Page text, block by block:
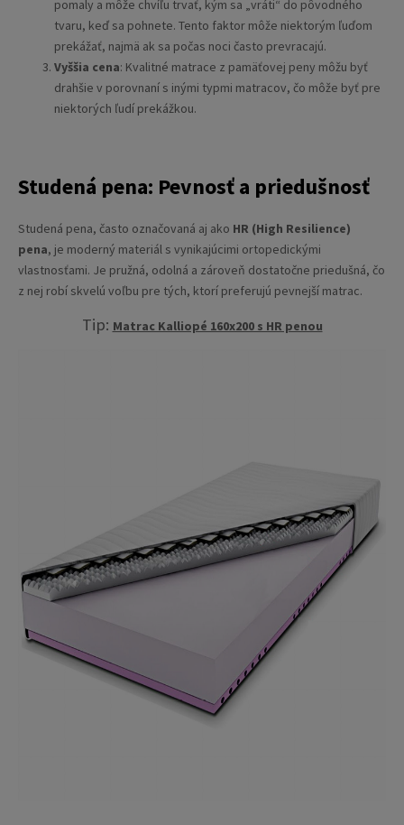
pomaly a môže chvíľu trvať, kým sa „vráti“ do pôvodného
tvaru, keď sa pohnete. Tento faktor môže niektorým ľuďom
prekážať, najmä ak sa počas noci často prevracajú.
Vyššia cena: Kvalitné matrace z pamäťovej peny môžu byť
drahšie v porovnaní s inými typmi matracov, čo môže byť pre
niektorých ľudí prekážkou.
Studená pena: Pevnosť a priedušnosť
Studená pena, často označovaná aj ako HR (High Resilience)
pena, je moderný materiál s vynikajúcimi ortopedickými
vlastnosťami. Je pružná, odolná a zároveň dostatočne priedušná, čo
z nej robí skvelú voľbu pre tých, ktorí preferujú pevnejší matrac.
Tip: Matrac Kalliopé 160x200 s HR penou